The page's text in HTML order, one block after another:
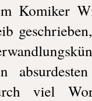
Komiker
viel